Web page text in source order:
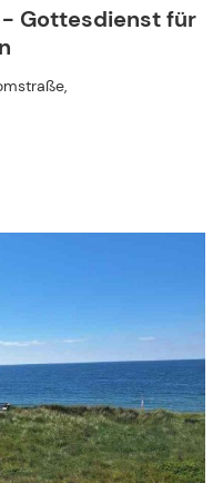
- Gottesdienst für